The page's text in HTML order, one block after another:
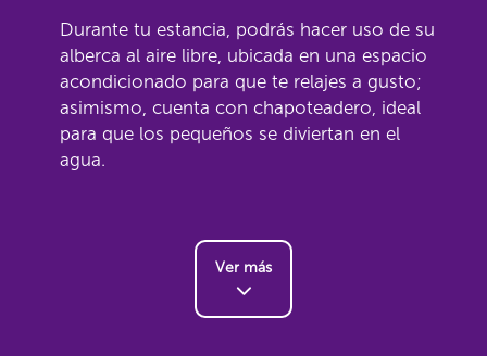
Durante tu estancia, podrás hacer uso de su
alberca al aire libre, ubicada en una espacio
acondicionado para que te relajes a gusto;
asimismo, cuenta con chapoteadero, ideal
para que los pequeños se diviertan en el
agua.
Ver más